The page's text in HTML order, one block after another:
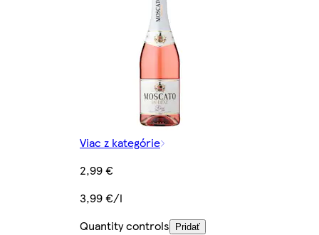
Viac z kategórie
2,99 €
3,99 €/l
Quantity controls
Pridať